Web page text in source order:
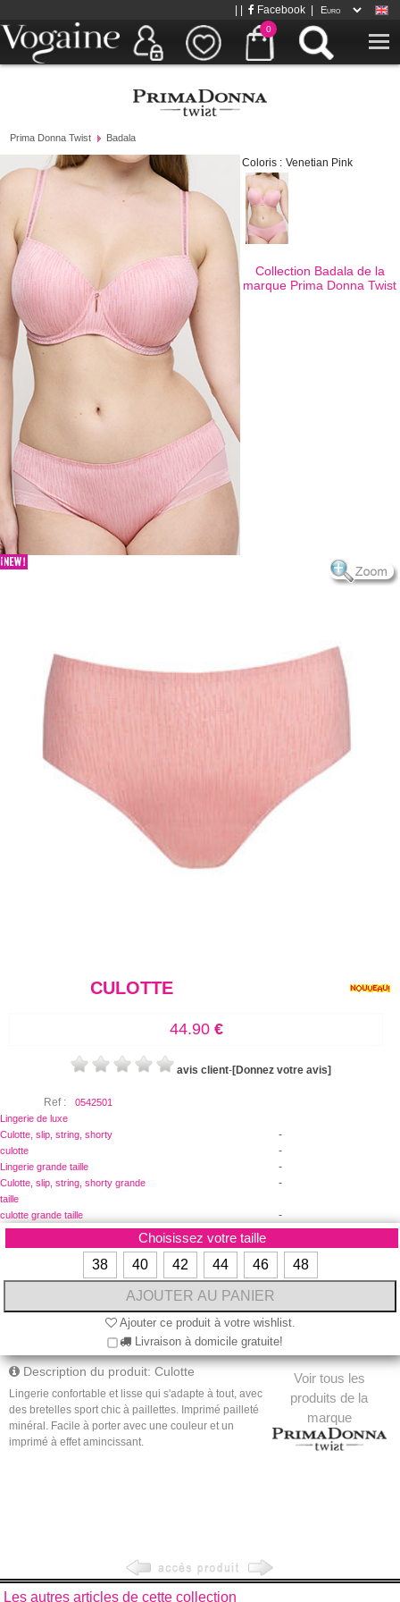
0
Facebook
Prima Donna Twist Badala
Coloris : Venetian Pink
Collection Badala de la
marque Prima Donna Twist
CULOTTE
44.90€
avis client-[Donnez votre avis]
Ref :
0542501
Lingerie de luxe
-
Culotte, slip, string, shorty
-
culotte
-
Lingerie grande taille
-
Culotte, slip, string, shorty grande
taille
-
culotte grande taille
Choisissez votre taille
38
40 42 44 46 48
Ajouter ce produit à votre wishlist.
Livraison à domicile gratuite!
Voir tous les
produits de la
marque
Description du produit: Culotte
Lingerie confortable et lisse qui s'adapte à tout, avec
des bretelles sport chic à paillettes. Imprimé pailleté
minéral. Facile à porter avec une couleur et un
imprimé à effet amincissant.
Les autres articles de cette collection